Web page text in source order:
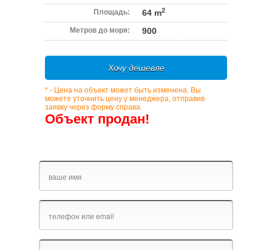
Площадь: 64 m2
Метров до моря: 900
Хочу дешевле
* - Цена на объект может быть изменена. Вы
можете уточнить цену у менеджера, отправив
заявку через форму справа.
Объект продан!